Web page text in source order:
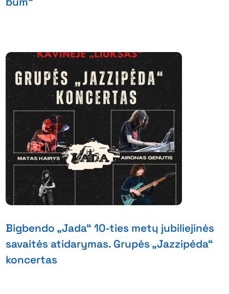
Bigbendo „Jada“ 10-ties metų jubiliejinės
savaitės atidarymas. Grupės „Jazzipėda“
koncertas